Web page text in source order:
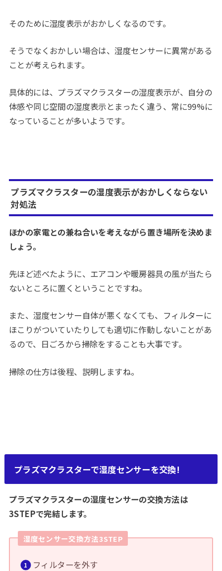
そのために湿度表示がおかしくなるのです。
そうでなくおかしい場合は、湿度センサーに異常がある
ことが考えられます。
具体的には、プラズマクラスターの湿度表示が、自分の
体感や同じ空間の湿度表示とまったく違う、常に99%に
なっていることが多いようです。
プラズマクラスターの湿度表示がおかしくならない
対処法
ほかの家電との兼ね合いを考えながら置き場所を決めま
しょう。
先ほど述べたように、エアコンや暖房器具の風が当たら
ないところに置くということですね。
また、湿度センサー自体が悪くなくても、フィルターに
ほこりがついていたりしても適切に作動しないことがあ
るので、日ごろから掃除をすることも大事です。
掃除の仕方は後程、説明しますね。
プラズマクラスターで湿度センサーを交換!
プラズマクラスターの湿度センサーの交換方法は
3STEPで完結します。
湿度センサー交換方法3STEP
フィルターを外す